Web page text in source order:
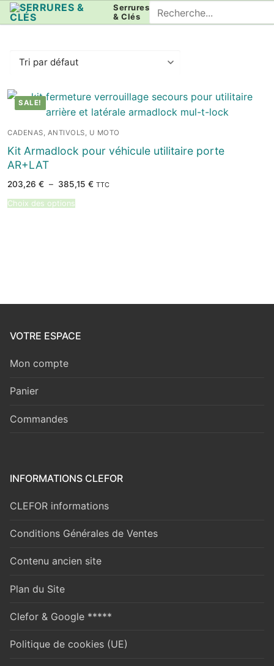
Aller
au
Serrures
& Clés
Rechercher
:
SALE!
CADENAS, ANTIVOLS, U MOTO
Kit Armadlock pour véhicule utilitaire porte
AR+LAT
203,26 € – 385,15 €Plage
TTC
Choix des options
VOTRE ESPACE
Mon compte
Panier
Commandes
INFORMATIONS CLEFOR
CLEFOR informations
Conditions Générales de Ventes
Contenu ancien site
Plan du Site
Clefor & Google *****
Politique de cookies (UE)